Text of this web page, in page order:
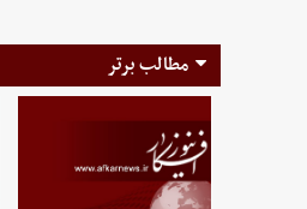
مطالب برتر